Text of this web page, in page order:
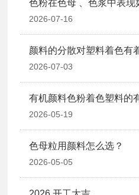
色粉在色母 、色浆中表现
2026-07-16
颜料的分散对塑料着色有
2026-07-03
有机颜料色粉着色塑料的
2026-05-19
色母粒用颜料怎么选？
2026-05-05